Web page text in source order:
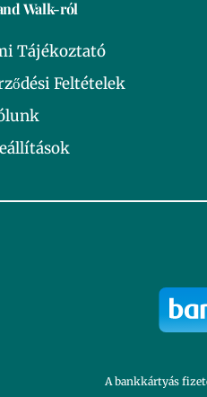
Walk-ról
Tájékoztató
Feltételek
A bankkártyás